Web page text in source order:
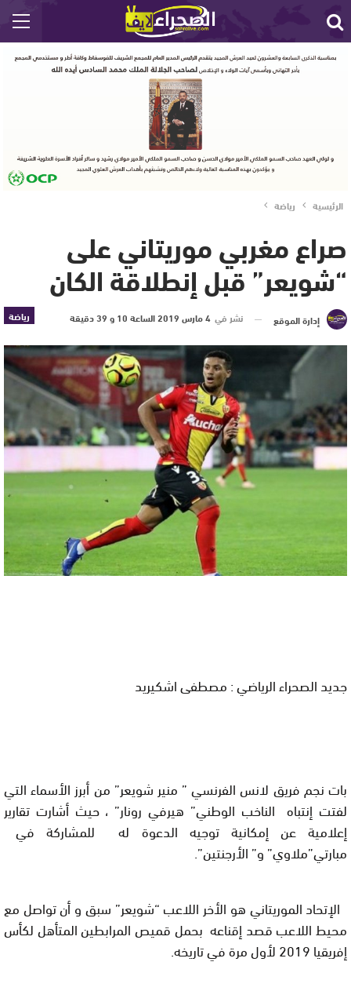
الرئيسية رياضة
صراع مغربي موريتاني على
“شويعر” قبل إنطلاقة الكان
رياضة إدارة الموقع نشر في 4 مارس 2019 الساعة 10 و 39 دقيقة
جديد الصحراء الرياضي : مصطفى اشكيريد
بات نجم فريق لانس الفرنسي ” منير شويعر” من أبرز الأسماء التي
لفتت إنتباه الناخب الوطني” هيرفي رونار” ، حيث أشارت تقارير
إعلامية عن إمكانية توجيه الدعوة له للمشاركة في
مبارتي”ملاوي” و” الأرجنتين”.
الإتحاد الموريتاني هو الأخر اللاعب “شويعر” سبق و أن تواصل مع
محيط اللاعب قصد إقناعه بحمل قميص المرابطين المتأهل لكأس
إفريقيا 2019 لأول مرة في تاريخه.